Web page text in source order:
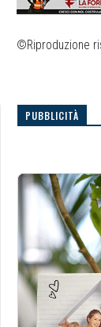
©Riproduzione
PUBBLICITÀ